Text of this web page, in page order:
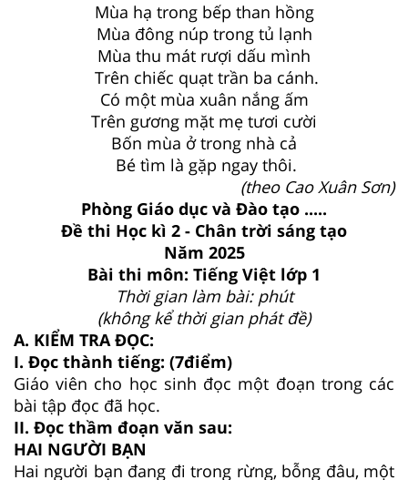
Mùa hạ trong bếp than hồng
Mùa đông núp trong tủ lạnh
Mùa thu mát rượi dấu mình
Trên chiếc quạt trần ba cánh.
Có một mùa xuân nắng ấm
Trên gương mặt mẹ tươi cười
Bốn mùa ở trong nhà cả
Bé tìm là gặp ngay thôi.
(theo Cao Xuân Sơn)
Phòng Giáo dục và Đào tạo .....
Đề thi Học kì 2 - Chân trời sáng tạo
Năm 2025
Bài thi môn: Tiếng Việt lớp 1
Thời gian làm bài: phút
(không kể thời gian phát đề)
A. KIỂM TRA ĐỌC:
I. Đọc thành tiếng: (7điểm)
Giáo viên cho học sinh đọc một đoạn trong các
bài tập đọc đã học.
II. Đọc thầm đoạn văn sau:
HAI NGƯỜI BẠN
Hai người bạn đang đi trong rừng, bỗng đâu, một